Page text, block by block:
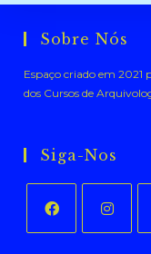
Sobre Nós
Espaço criado em 2021
dos Cursos de
Siga-Nos